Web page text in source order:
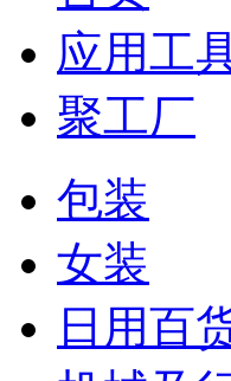
应用工
聚工厂
包装
女装
日用百